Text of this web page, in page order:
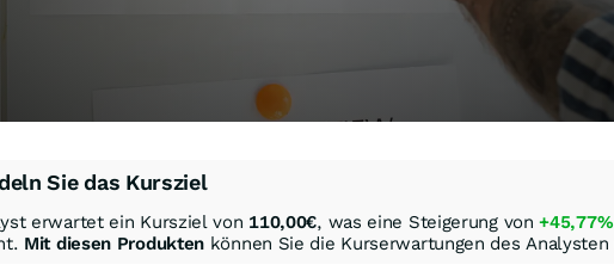
Sie das Kursziel
erwartet ein Kursziel von 110,00€, was eine Steigerung von+45,77%
Mit diesen Produkten können Sie die Kurserwartungen des Analysten